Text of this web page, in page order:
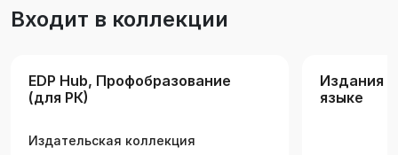
Входит в коллекции
EDP Hub, Профобразование
(для РК)
Издательская коллекция
Издания
языке